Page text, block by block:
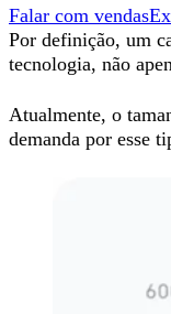
Falar com vendas
Por definição, um
tecnologia, não
Atualmente, o
demanda por esse